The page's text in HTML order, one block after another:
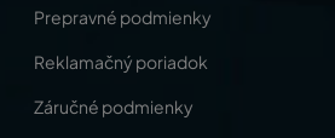
Prepravné podmienky
Reklamačný poriadok
Záručné podmienky